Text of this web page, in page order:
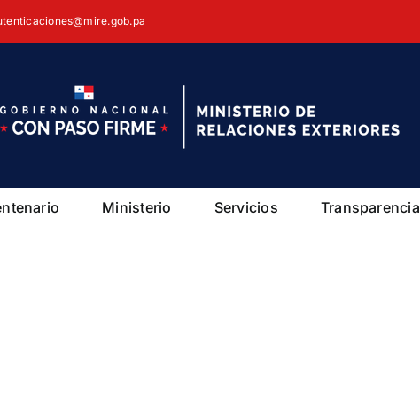
Ministerio Servicios Transparencia